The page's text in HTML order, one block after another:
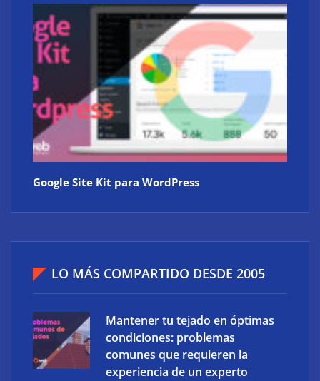
Google Site Kit para WordPress
LO MÁS COMPARTIDO DESDE 2005
Mantener tu tejado en óptimas
condiciones: problemas
comunes que requieren la
experiencia de un experto